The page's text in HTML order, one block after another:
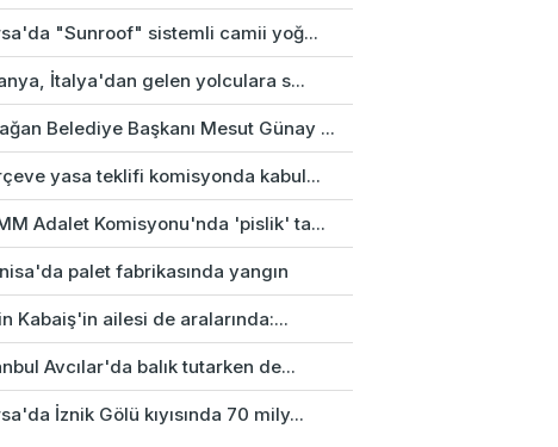
"Sunroof" sistemli camii yoğ...
İtalya'dan gelen yolculara s...
Belediye Başkanı Mesut Günay ...
yasa teklifi komisyonda kabul...
Adalet Komisyonu'nda 'pislik' ta...
palet fabrikasında yangın
Kabaiş'in ailesi de aralarında:...
Avcılar'da balık tutarken de...
İznik Gölü kıyısında 70 mily...